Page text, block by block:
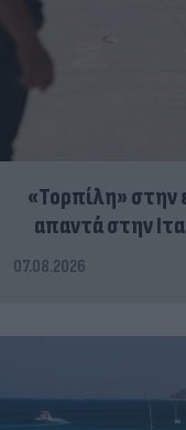
«Τορπίλη» στην
απαντά στην
07.08.2026